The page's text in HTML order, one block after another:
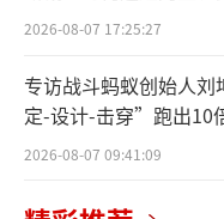
议，相信他们能
应性皮炎及其他
次交易验证了我
以及为大量临床
种新型多特异性
从早期开始吸引
2026-08-07 17:25:27
专访战斗蚂蚁创始人
定-设计-击穿”跑出10
2026-08-07 09:41:09